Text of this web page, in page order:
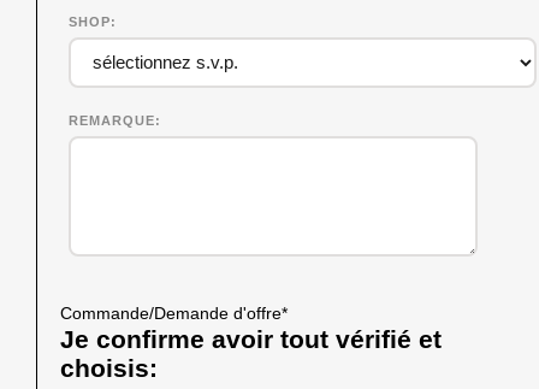
SHOP
REMARQUE
Commande/Demande d'offre*
Je confirme avoir tout vérifié et
choisis: